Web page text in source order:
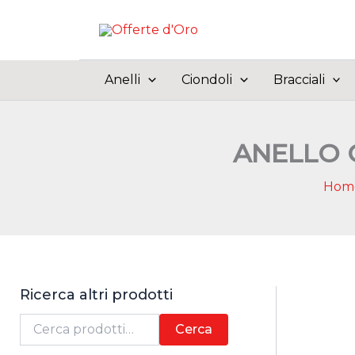
Anelli Ciondoli Bracciali
ANELLO
Ricerca altri prodotti
Cerca